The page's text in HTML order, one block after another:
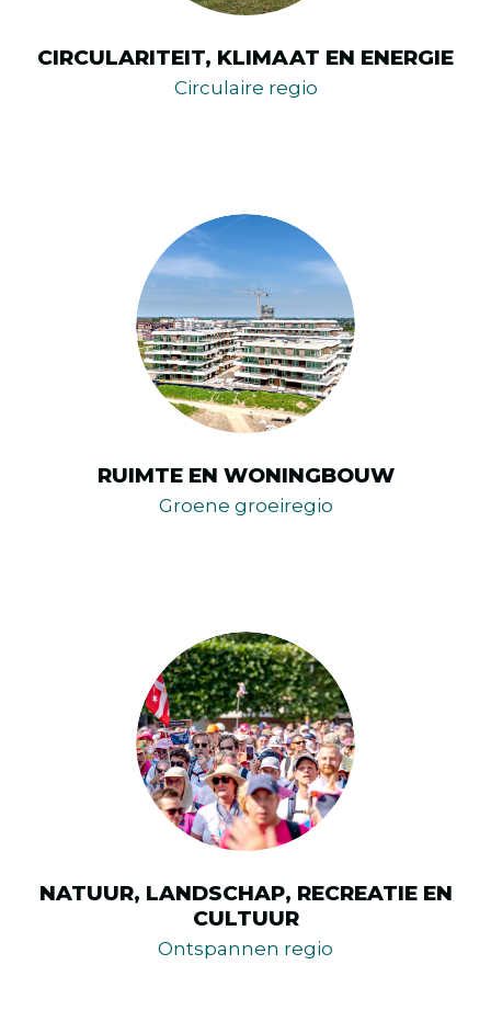
CIRCULARITEIT, KLIMAAT EN ENERGIE
Circulaire regio
RUIMTE EN WONINGBOUW
Groene groeiregio
NATUUR, LANDSCHAP, RECREATIE EN
CULTUUR
Ontspannen regio